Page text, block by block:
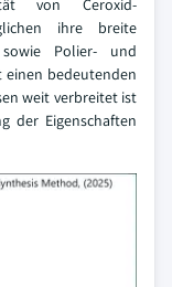
von Ceroxid-
ihre breite
Polier- und
einen bedeutenden
weit verbreitet ist
der Eigenschaften